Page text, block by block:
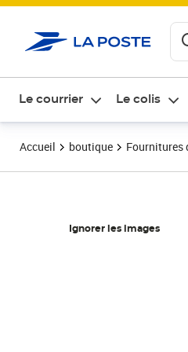
Le courrier Le colis
Accueil boutique Fournitures
Ignorer les images